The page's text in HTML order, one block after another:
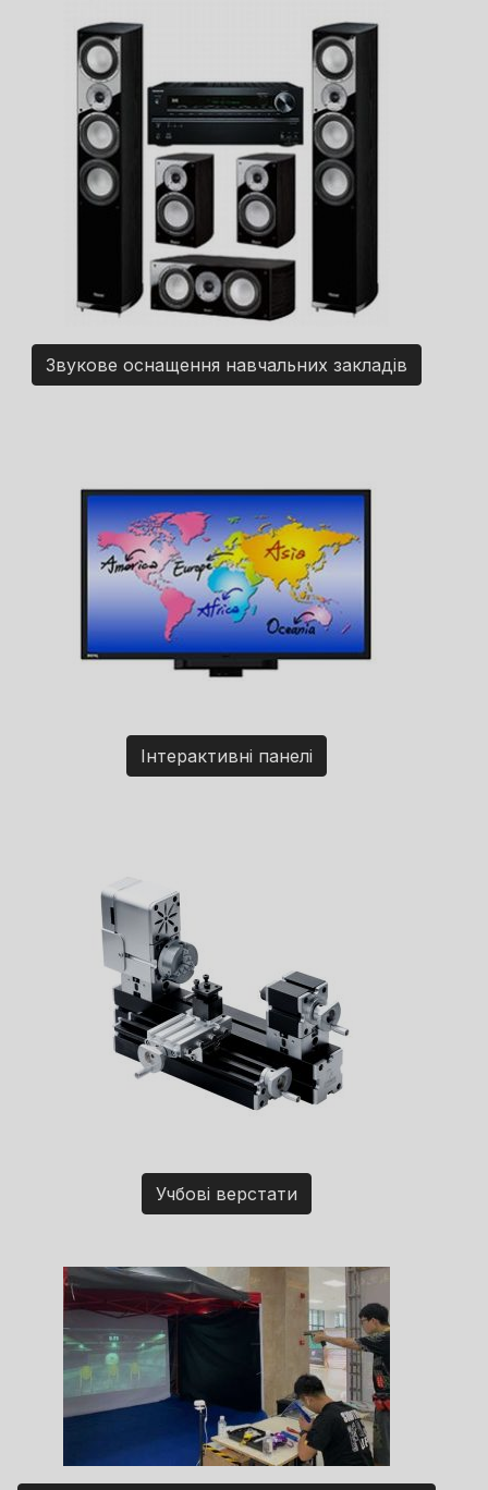
Звукове оснащення навчальних закладів
Інтерактивні панелі
Учбові верстати